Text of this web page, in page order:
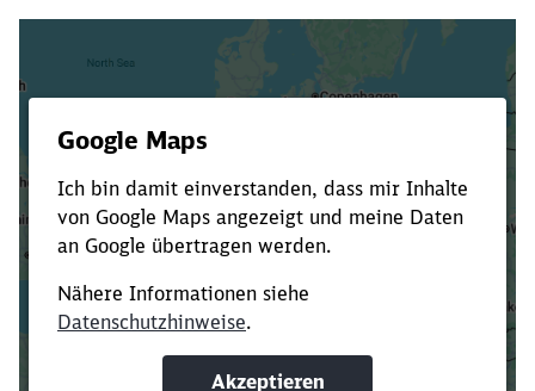
Verkürze die Ladezeit, indem du Suchbegriffe
oder Filter hinzufügst.